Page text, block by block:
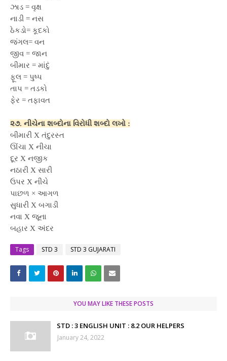
ઝાડ = વૃક્ષ
નાડી = નસ
ઠેકડો= કૂદકો
જંગલ= વન
જીવ = જાન
બીમાર = માંદું
ફૂલ = પુષ્પ
તાપ = તડકો
ફેર = તફાવત
૨૭. નીચેના શબ્દોના વિરોધી શબ્દો લખો :
બીમારી X તંદુરસ્ત
ઊંચા X નીચા
દૂર X નજીક
નઠારી X સારી
ઉપર X નીચે
પાછળ × આગળ
સુધારી X બગાડી
નવા X જૂના
બહાર X અંદર
Tags STD 3 STD 3 GUJARATI
YOU MAY LIKE THESE POSTS
STD : 3 ENGLISH UNIT : 8.2 OUR HELPERS
January 24, 2022